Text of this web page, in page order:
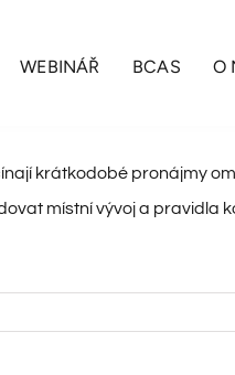
WEBINÁŘ BCAS O
krátkodobé pronájmy
místní vývoj a pravidla